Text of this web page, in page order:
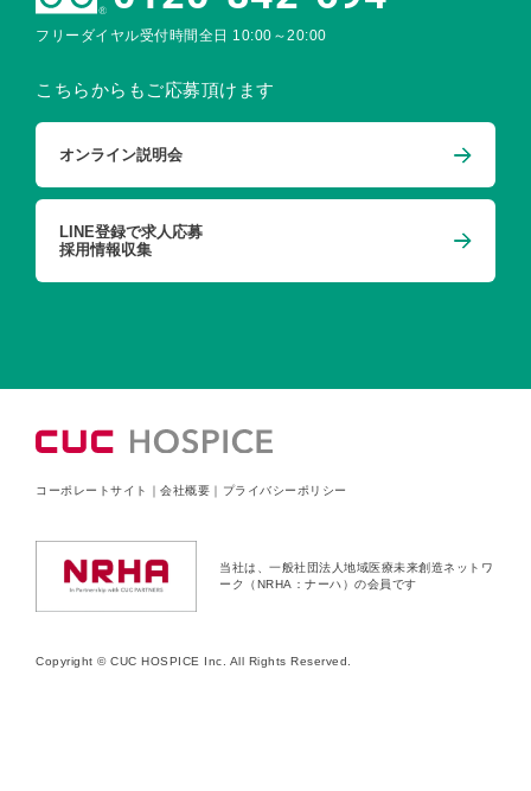
フリーダイヤル受付時間全日 10:00～20:00
こちらからもご応募頂けます
オンライン説明会
LINE登録で求人応募
採用情報収集
コーポレートサイト ｜ 会社概要 ｜ プライバシーポリシー
当社は、一般社団法人地域医療未来創造ネットワ
ーク（NRHA：ナーハ）の会員です
Copyright © CUC HOSPICE Inc. All Rights Reserved.